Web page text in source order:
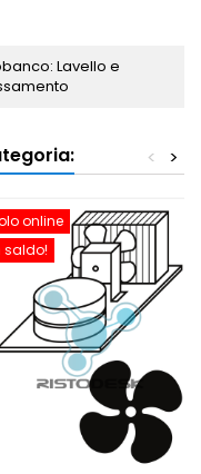
Lavello e
>
<
online
saldo!